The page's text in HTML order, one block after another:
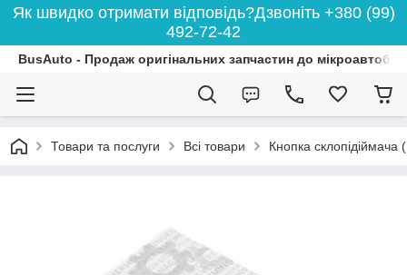
Як швидко отримати відповідь?Дзвоніть +380 (99)
492-72-42
BusAuto - Продаж оригінальних запчастин до
Товари та послуги Всі товари Кнопка